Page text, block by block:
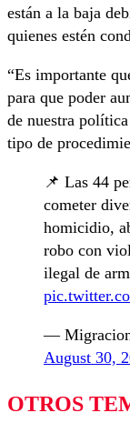
están a la baja
quienes estén
“Es importante
para que poder
de nuestra
tipo de
📌 Las 44
cometer
homicidio,
robo con
ilegal de
—
August 30,
OTROS